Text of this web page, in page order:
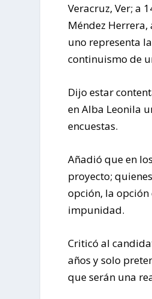
Veracruz, Ver; a
Méndez
uno representa
continuismo de
Dijo estar
en Alba Leonila
encuestas.
Añadió que en
proyecto;
opción, la
impunidad.
Criticó al
años y solo
que serán una